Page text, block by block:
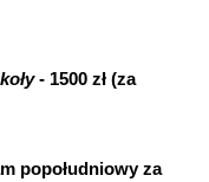
- 1500 zł (za
popołudniowy za